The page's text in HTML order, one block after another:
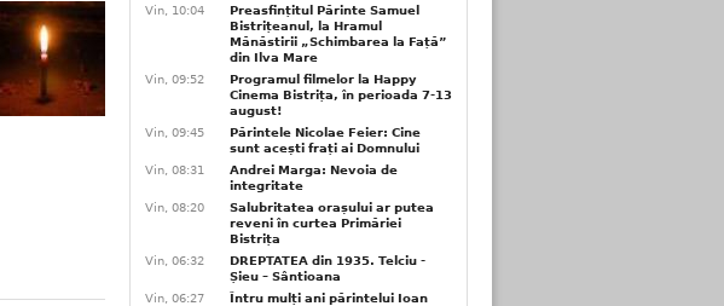
Vin, 10:04
Preasfințitul Părinte Samuel
Bistrițeanul, la Hramul
Mănăstirii „Schimbarea la Față”
din Ilva Mare
Vin, 09:52
Programul filmelor la Happy
Cinema Bistrița, în perioada 7-13
august!
Vin, 09:45
Părintele Nicolae Feier: Cine
sunt acești frați ai Domnului
Vin, 08:31
Andrei Marga: Nevoia de
integritate
Vin, 08:20
Salubritatea orașului ar putea
reveni în curtea Primăriei
Bistrița
Vin, 06:32
DREPTATEA din 1935. Telciu -
Șieu – Sântioana
Vin, 06:27
Întru mulți ani părintelui Ioan